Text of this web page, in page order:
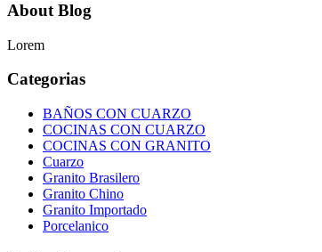
About Blog
Lorem
Categorias
BAÑOS CON CUARZO
COCINAS CON CUARZO
COCINAS CON GRANITO
Cuarzo
Granito Brasilero
Granito Chino
Granito Importado
Porcelanico